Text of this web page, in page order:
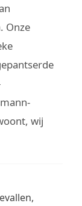
. Onze
wij